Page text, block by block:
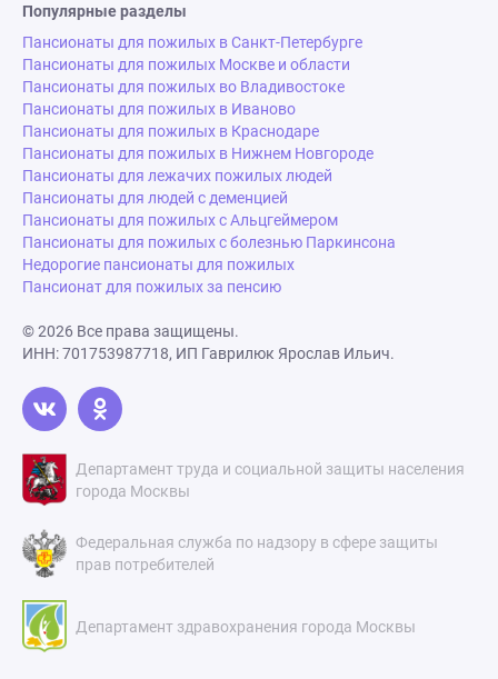
Популярные разделы
Пансионаты для пожилых в Санкт-Петербурге
Пансионаты для пожилых Москве и области
Пансионаты для пожилых во Владивостоке
Пансионаты для пожилых в Иваново
Пансионаты для пожилых в Краснодаре
Пансионаты для пожилых в Нижнем Новгороде
Пансионаты для лежачих пожилых людей
Пансионаты для людей с деменцией
Пансионаты для пожилых с Альцгеймером
Пансионаты для пожилых с болезнью Паркинсона
Недорогие пансионаты для пожилых
Пансионат для пожилых за пенсию
© 2026 Все права защищены.
ИНН: 701753987718, ИП Гаврилюк Ярослав Ильич.
Департамент труда и социальной защиты населения
города Москвы
Федеральная служба по надзору в сфере защиты
прав потребителей
Департамент здравохранения города Москвы